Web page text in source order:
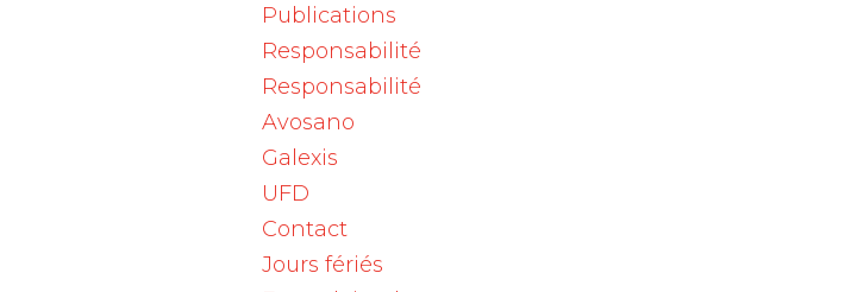
Publications
Responsabilité
Responsabilité
Avosano
Galexis
UFD
Contact
Jours fériés
un schéma
et son autorité
Archives